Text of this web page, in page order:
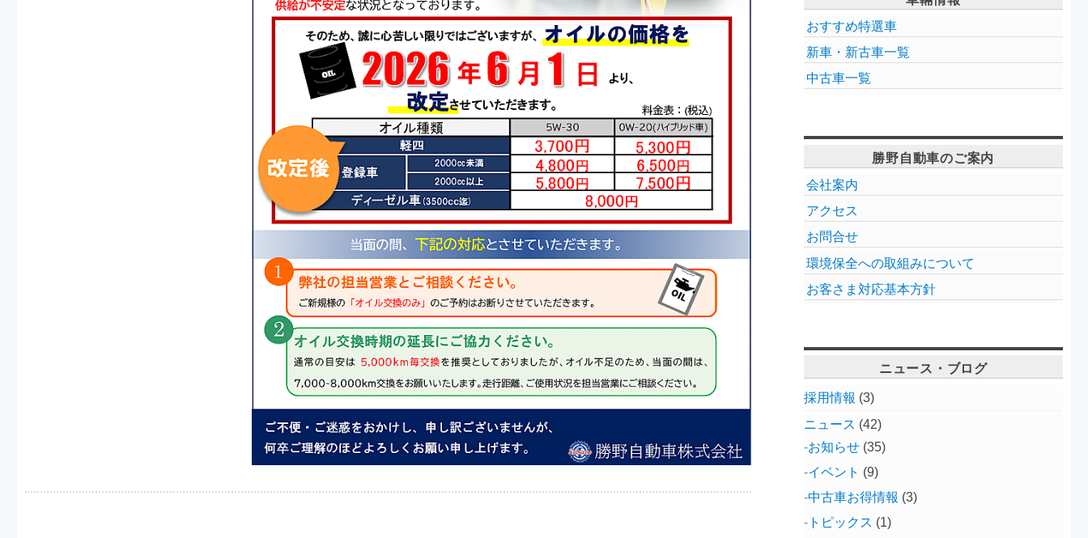
おすすめ特選車
新車・新古車一覧
中古車一覧
勝野自動車のご案内
会社案内
アクセス
お問合せ
環境保全への取組みについて
お客さま対応基本方針
ニュース・ブログ
採用情報 (3)
ニュース (42)
お知らせ(35)
イベント (9)
中古車お得情報 (3)
トピックス (1)